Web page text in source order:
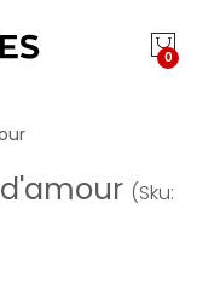
0
(Sku: